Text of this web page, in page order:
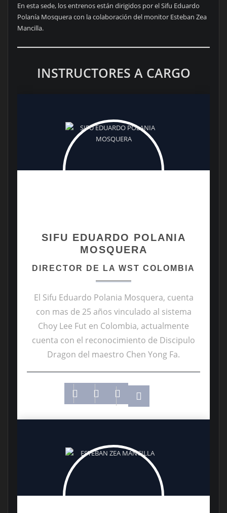
En esta sede, los entrenos están dirigidos por el Sifu Eduardo
Polanía Mosquera con la colaboración del monitor Esteban Zea
Mancilla.
INSTRUCTORES A CARGO
SIFU EDUARDO POLANIA
MOSQUERA
DIRECTOR DE LA WST COLOMBIA
El Sifu Eduardo Polania Mosquera, cuenta
con mas de 25 años vinculado al sistema
Choy Lee Fut en Colombia, actualmente
cuenta con el reconocimiento de Discipulo
Dragon del maestro Chen Yong Fa.